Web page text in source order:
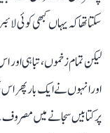
سکتا تھا کہ یہاں کبھی کوئی
لیکن تمام زخموں، تباہی اور
اور انہوں نے ایک بار پھر اس
پر کتابیں سجانے میں مصروف